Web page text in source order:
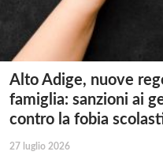
Alto Adige, nuove
famiglia: sanzioni ai
contro la fobia
27 luglio 2026